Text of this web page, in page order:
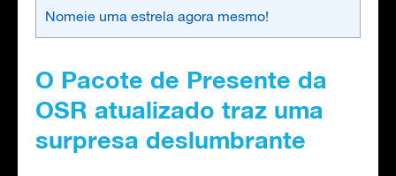
Nomeie uma estrela agora mesmo!
O Pacote de Presente da
OSR atualizado traz uma
surpresa deslumbrante